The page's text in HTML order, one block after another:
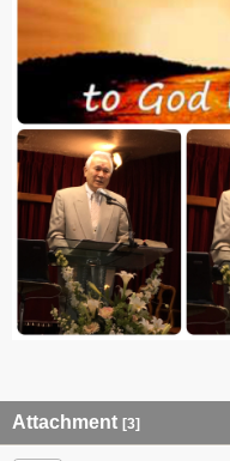
Attachment [3]